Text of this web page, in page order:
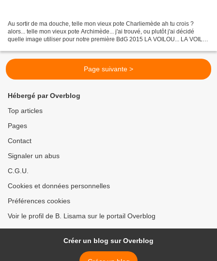
Au sortir de ma douche, telle mon vieux pote Charliemède ah tu crois ?
alors... telle mon vieux pote Archimède... j'ai trouvé, ou plutôt j'ai décidé
quelle image utiliser pour notre première BdG 2015 LA VOILOU... LA VOILI
Page suivante >
Hébergé par Overblog
Top articles
Pages
Contact
Signaler un abus
C.G.U.
Cookies et données personnelles
Préférences cookies
Voir le profil de B. Lisama sur le portail Overblog
Créer un blog sur Overblog